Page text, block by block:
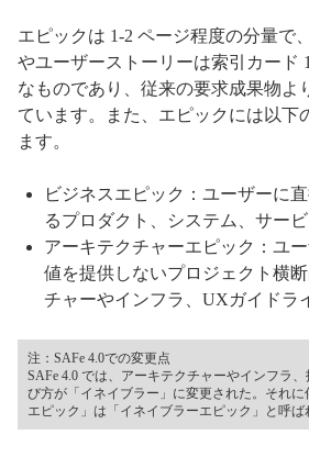
エピックは 1-2 ページ程度の分量で
やユーザーストーリーは索引カード
なものであり、従来の要求成果物よ
ています。また、エピックには以下
ます。
ビジネスエピック：ユーザーに
るプロダクト、システム、サー
アーキテクチャーエピック：ユ
値を提供しないプロジェクト横
チャーやインフラ、UXガイドラ
注：SAFe 4.0での変更点
SAFe 4.0 では、アーキテクチャーやインフラ
び方が「イネイブラー」に変更された。それ
エピック」は「イネイブラーエピック」と呼ば